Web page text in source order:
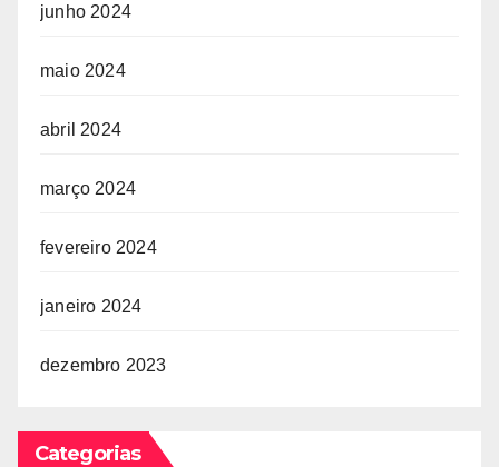
junho 2024
maio 2024
abril 2024
março 2024
fevereiro 2024
janeiro 2024
dezembro 2023
Categorias